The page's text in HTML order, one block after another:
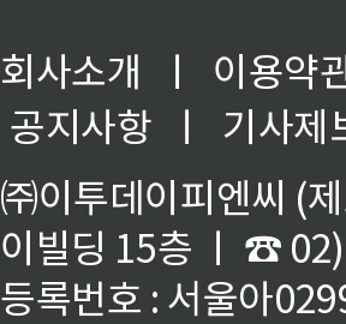
회사소개 ㅣ
이용약
공지사항
ㅣ
기사제
㈜이투데이피엔씨 (
이빌딩 15층 ㅣ ☎
등록번호 : 서울아